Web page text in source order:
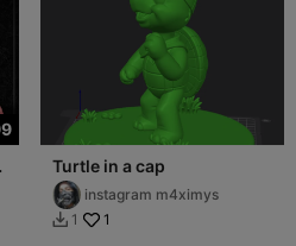
Turtle in a cap
instagram m4ximys
 1 1